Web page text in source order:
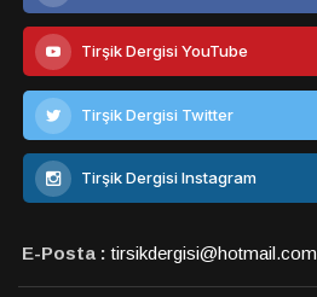
Tirşik Dergisi YouTube
Tirşik Dergisi Twitter
Tirşik Dergisi Instagram
E-Posta : tirsikdergisi@hotmail.com